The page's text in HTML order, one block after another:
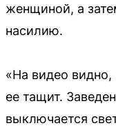
женщиной, а
насилию.
«На видео
ее тащит.
выключается